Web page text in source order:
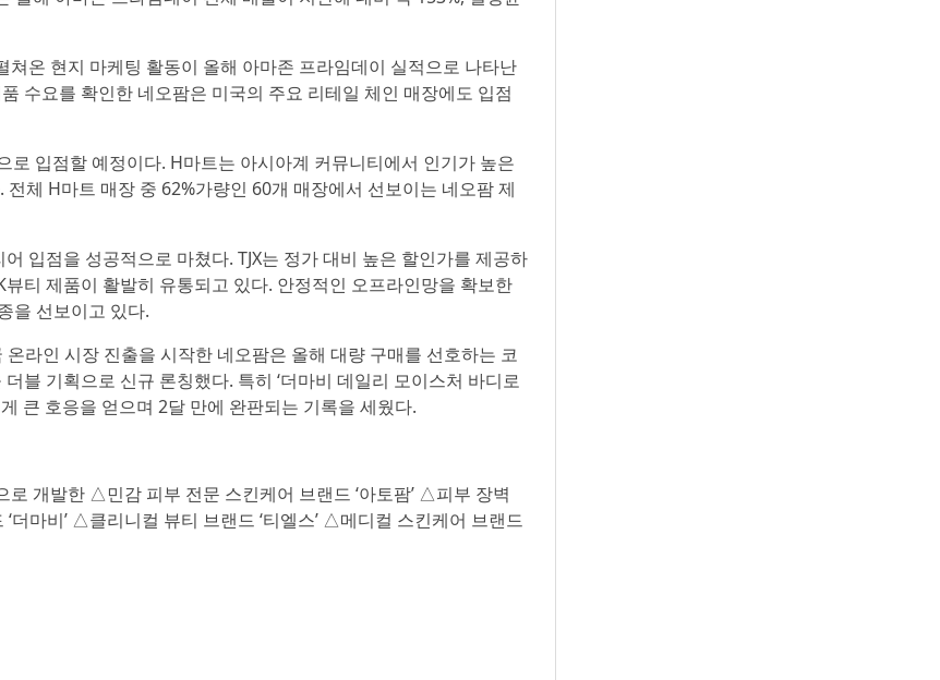
온 현지 마케팅 활동이 올해 아마존 프라임데이 실적으로 나타난
수요를 확인한 네오팜은 미국의 주요 리테일 체인 매장에도 입점
로 입점할 예정이다. H마트는 아시아계 커뮤니티에서 인기가 높은
체 H마트 매장 중 62%가량인 60개 매장에서 선보이는 네오팜 제
입점을 성공적으로 마쳤다. TJX는 정가 대비 높은 할인가를 제공하
티 제품이 활발히 유통되고 있다. 안정적인 오프라인망을 확보한
을 선보이고 있다.
라인 시장 진출을 시작한 네오팜은 올해 대량 구매를 선호하는 코
블 기획으로 신규 론칭했다. 특히 ‘더마비 데일리 모이스처 바디로
큰 호응을 얻으며 2달 만에 완판되는 기록을 세웠다.
개발한 △민감 피부 전문 스킨케어 브랜드 ‘아토팜’ △피부 장벽
더마비’ △클리니컬 뷰티 브랜드 ‘티엘스’ △메디컬 스킨케어 브랜드